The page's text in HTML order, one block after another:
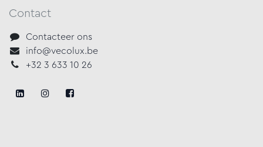
Contact
Contacteer ons
info@vecolux.be
+32 3 633 10 26